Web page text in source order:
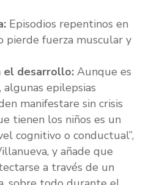
Episodios repentinos en
pierde fuerza muscular y
el desarrollo:Aunque es
algunas epilepsias
manifestare sin crisis
tienen los niños es un
cognitivo o conductual”,
y añade que
a través de un